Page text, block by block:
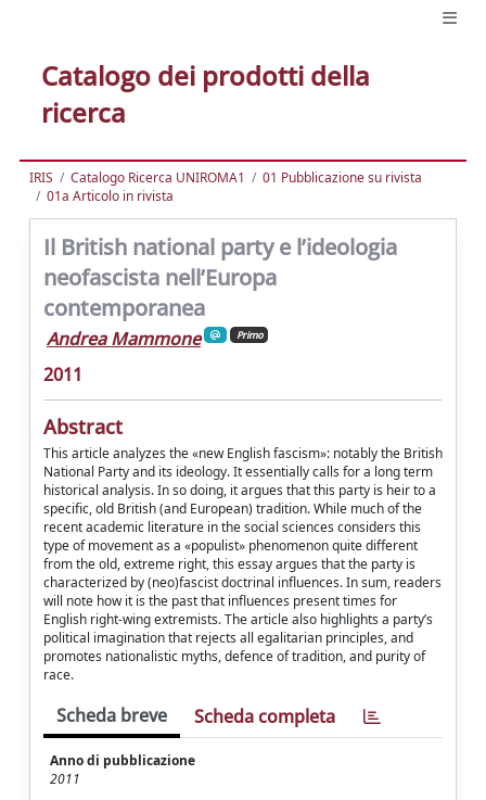
Catalogo dei prodotti della
ricerca
IRIS Catalogo Ricerca UNIROMA1
01 Pubblicazione su rivista
01a Articolo in rivista
Il British national party e l’ideologia
neofascista nell’Europa
contemporanea
Andrea Mammone Primo
2011
Abstract
This article analyzes the «new English fascism»: notably the British
National Party and its ideology. It essentially calls for a long term
historical analysis. In so doing, it argues that this party is heir to a
specific, old British (and European) tradition. While much of the
recent academic literature in the social sciences considers this
type of movement as a «populist» phenomenon quite different
from the old, extreme right, this essay argues that the party is
characterized by (neo)fascist doctrinal influences. In sum, readers
will note how it is the past that influences present times for
English right-wing extremists. The article also highlights a party’s
political imagination that rejects all egalitarian principles, and
promotes nationalistic myths, defence of tradition, and purity of
race.
Scheda breve Scheda completa
Anno di pubblicazione
2011